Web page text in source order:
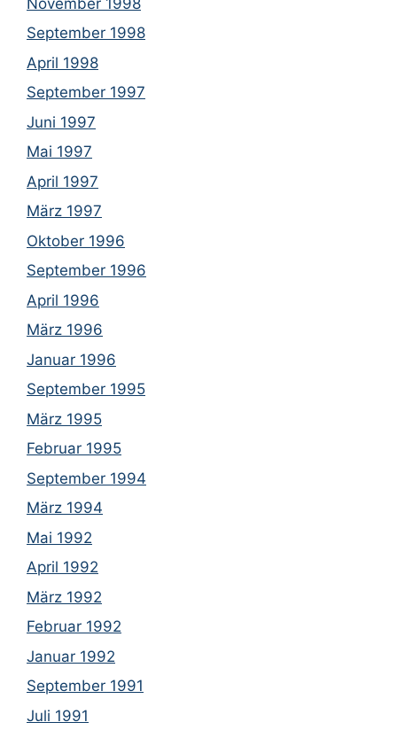
September 1998
April 1998
September 1997
Juni 1997
Mai 1997
April 1997
März 1997
Oktober 1996
September 1996
April 1996
März 1996
Januar 1996
September 1995
März 1995
Februar 1995
September 1994
März 1994
Mai 1992
April 1992
März 1992
Februar 1992
Januar 1992
September 1991
Juli 1991